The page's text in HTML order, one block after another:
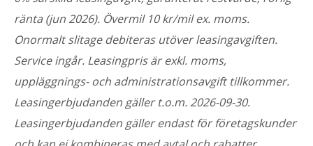
ränta (jun 2026). Övermil 10 kr/mil ex. moms.
Onormalt slitage debiteras utöver leasingavgiften.
Service ingår. Leasingpris är exkl. moms,
uppläggnings- och administrationsavgift tillkommer.
Leasingerbjudanden gäller t.o.m. 2026-09-30.
Leasingerbjudanden gäller endast för företagskunder